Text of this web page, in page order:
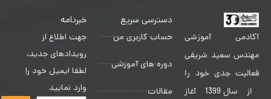
آکادمی آموزشی
مهندس سعید شریفی
فعالیت جدی خود را
از سال 1399 آغاز
دسترسی سریع
حساب کاربری من
دوره های آموزشی
مقالات
خبرنامه
جهت اطلاع از
رویدادهای جدید،
لطفا ایمیل خود را
وارد نمایید